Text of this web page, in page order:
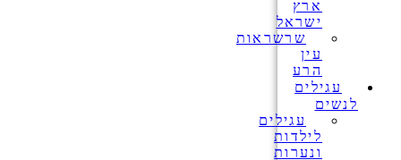
ארץ
ישראל
שרשראות
עין
הרע
עגילים
לנשים
עגילים
לילדות
ונערות